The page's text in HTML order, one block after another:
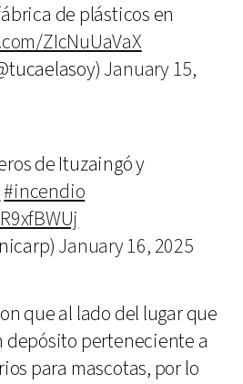
de plásticos en
ZIcNuUaVaX
January 15,
de Ituzaingó y
#incendio
January 16, 2025
que al lado del lugar que
depósito perteneciente a
para mascotas, por lo